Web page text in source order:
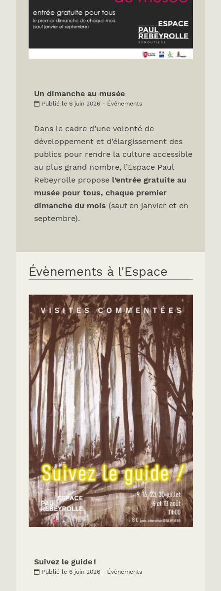
Un dimanche au musée
Publié le 6 juin 2026 - Évènements
Dans le cadre d’une volonté de
développement et d’élargissement des
publics pour rendre la culture accessible
au plus grand nombre, l’Espace Paul
Rebeyrolle propose l’entrée gratuite au
musée pour tous, chaque premier
dimanche du mois (sauf en janvier et en
septembre).
Évènements à l'Espace
Suivez le guide !
Publié le 6 juin 2026 - Évènements